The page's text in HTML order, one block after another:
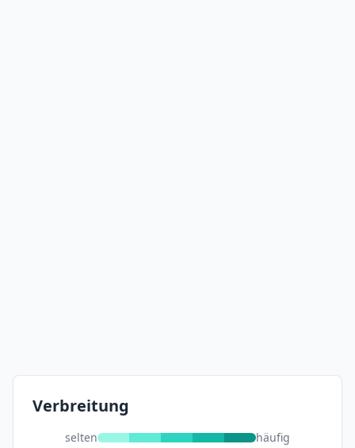
Verbreitung
selten häufig